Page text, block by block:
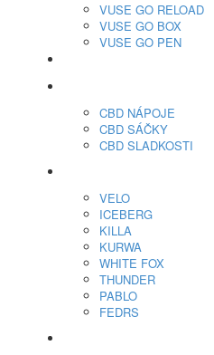
VUSE GO RELOAD
VUSE GO BOX
VUSE GO PEN
CBD NÁPOJE
CBD SÁČKY
CBD SLADKOSTI
VELO
ICEBERG
KILLA
KURWA
WHITE FOX
THUNDER
PABLO
FEDRS